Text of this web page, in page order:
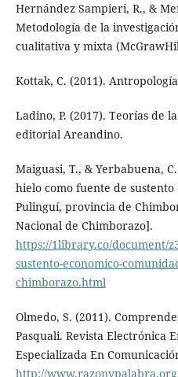
Hernández Sampieri, R., &
Metodología de la
cualitativa y mixta
Kottak, C. (2011).
Ladino, P. (2017). Teorías de
editorial Areandino.
Maiguasi, T., & Yerbabuena,
hielo como fuente de
Pulinguí, provincia de
Nacional de Chimborazo].
https://1library.co/document/
sustento-economico-
chimborazo.html
Olmedo, S. (2011).
Pasquali. Revista Electrónica
Especializada En
http://